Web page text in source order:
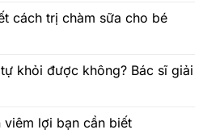
cách trị chàm sữa cho bé
khỏi được không? Bác sĩ giải
viêm lợi bạn cần biết